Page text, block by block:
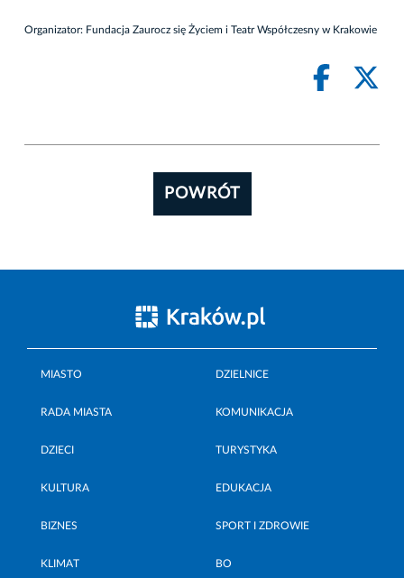
Organizator: Fundacja Zaurocz się Życiem i Teatr Współczesny w Krakowie
POWRÓT
MIASTO DZIELNICE
RADA MIASTA KOMUNIKACJA
DZIECI TURYSTYKA
KULTURA EDUKACJA
BIZNES SPORT I ZDROWIE
KLIMAT BO